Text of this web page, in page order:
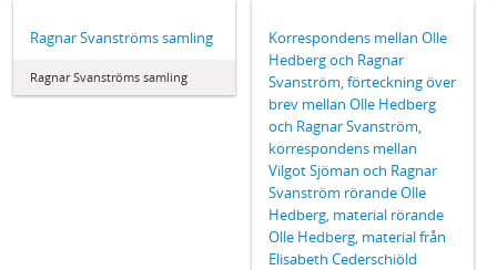
Ragnar Svanströms samling
Ragnar Svanströms samling
Korrespondens mellan Olle
Hedberg och Ragnar
Svanström, förteckning över
brev mellan Olle Hedberg
och Ragnar Svanström,
korrespondens mellan
Vilgot Sjöman och Ragnar
Svanström rörande Olle
Hedberg, material rörande
Olle Hedberg, material från
Elisabeth Cederschiöld